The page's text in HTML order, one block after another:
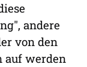
andere
von den
auf werden